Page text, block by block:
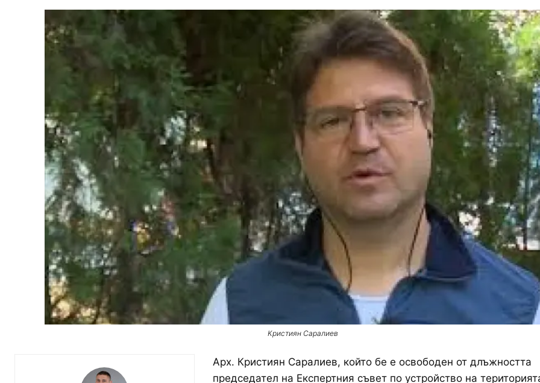
Кристиян Саралиев
Арх. Кристиян Саралиев, който бе е освободен от длъжността
председател на Експертния съвет по устройство на